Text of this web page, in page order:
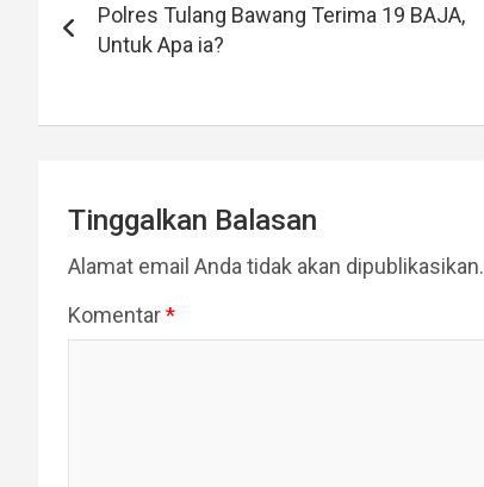
pos
Polres Tulang Bawang Terima 19 BAJA,
Untuk Apa ia?
Tinggalkan Balasan
Alamat email Anda tidak akan dipublikasikan.
Komentar*